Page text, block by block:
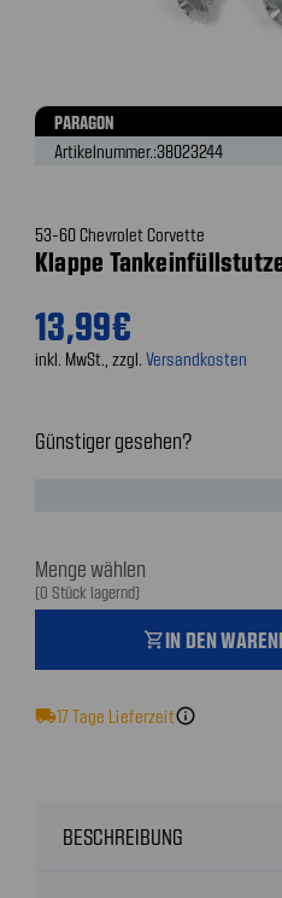
PARAGON
Artikelnummer.:38023244
53-60 Chevrolet Corvette
Klappe
13,99€
inkl. MwSt., zzgl. Versandkosten
Günstiger gesehen?
Menge wählen
(0 Stück lagernd)
shopping_cartIN DEN
local_shipping17Tage Lieferzeitinfo
BESCHREIBUNG